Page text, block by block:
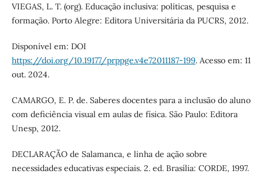
VIEGAS, L. T. (org). Educação inclusiva: políticas, pesquisa e
formação. Porto Alegre: Editora Universitária da PUCRS, 2012.
Disponível em: DOI
https://doi.org/10.19177/prppge.v4e72011187-199. Acesso em: 11
out. 2024.
CAMARGO, E. P. de. Saberes docentes para a inclusão do aluno
com deficiência visual em aulas de física. São Paulo: Editora
Unesp, 2012.
DECLARAÇÃO de Salamanca, e linha de ação sobre
necessidades educativas especiais. 2. ed. Brasília: CORDE, 1997.